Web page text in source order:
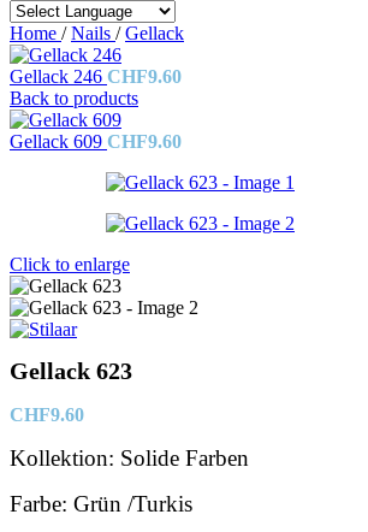
Home / Nails / Gellack
Gellack 246 CHF9.60
Back to products
Gellack 609 CHF9.60
Click to enlarge
Gellack 623
CHF9.60
Kollektion: Solide Farben
Farbe: Grün /Turkis